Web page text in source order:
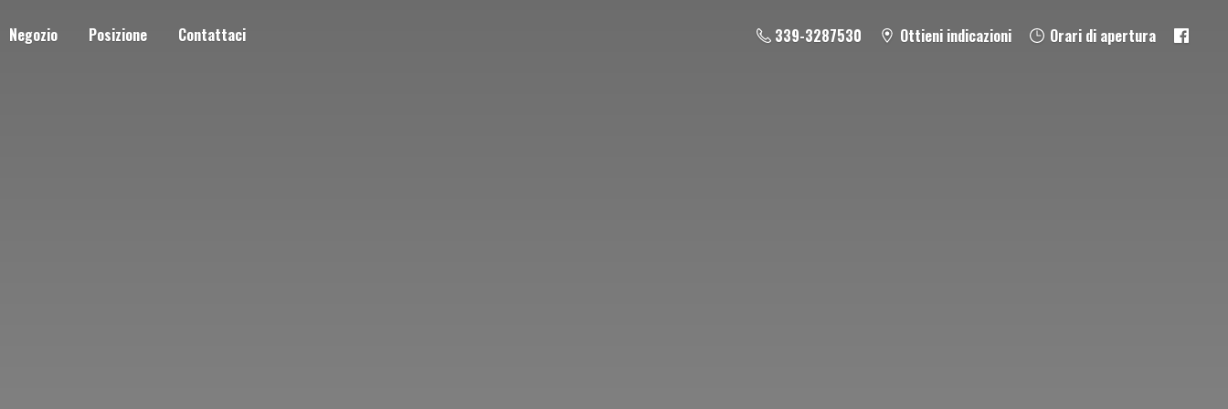
Negozio Posizione Contattaci 339-3287530 Ottieni indicazioni Orari di apertura